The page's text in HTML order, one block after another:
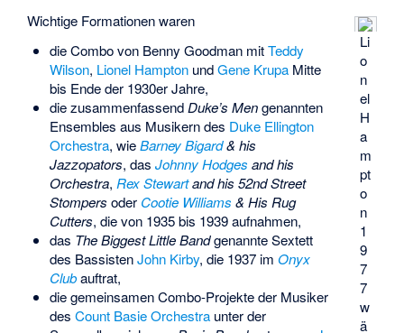
Li
o
n
el
H
a
m
pt
o
n
1
9
7
7
w
ä
Wichtige Formationen waren
die Combo von Benny Goodman mitTeddy
Wilson, Lionel HamptonundGene KrupaMitte
bis Ende der 1930er Jahre,
die zusammenfassendDuke’s Mengenannten
Ensembles aus Musikern des Duke Ellington
Orchestra, wieBarney Bigard& his
Jazzopators, das Johnny Hodges and his
Orchestra, Rex Stewartand his 52nd Street
Stompers oder Cootie Williams & His Rug
Cutters, die von 1935 bis 1939 aufnahmen,
das The Biggest Little Bandgenannte Sextett
des BassistenJohn Kirby, die 1937 im Onyx
Clubauftrat,
die gemeinsamen Combo-Projekte der Musiker
des Count Basie Orchestraunter der